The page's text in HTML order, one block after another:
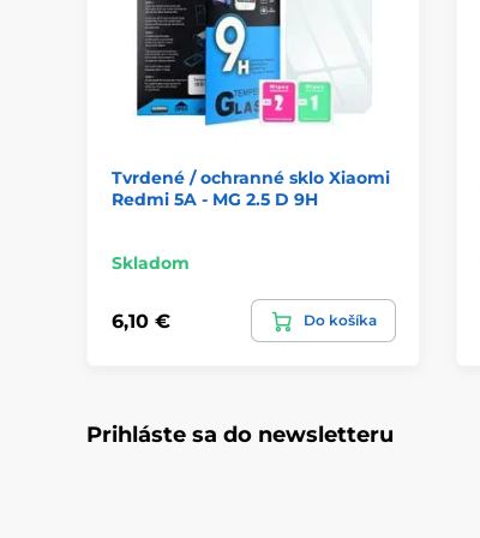
Tvrdené / ochranné sklo Xiaomi
Redmi 5A - MG 2.5 D 9H
Skladom
6,10 € Do košíka
Prihláste sa do newsletteru